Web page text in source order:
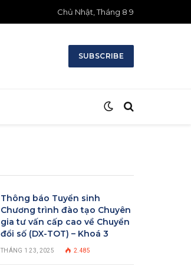
Chủ Nhật, Tháng 8 9
SUBSCRIBE
Thông báo Tuyển sinh
Chương trình đào tạo Chuyên
gia tư vấn cấp cao về Chuyển
đổi số (DX-TOT) – Khoá 3
THÁNG 1 23, 2025 2.485